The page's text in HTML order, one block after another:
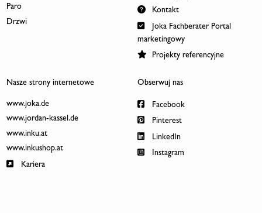
Paro
Drzwi
Kontakt
Joka Fachberater Portal
marketingowy
Projekty referencyjne
Nasze strony internetowe
www.joka.de
www.jordan-kassel.de
www.inku.at
www.inkushop.at
Kariera
Obserwuj nas
Facebook
Pinterest
LinkedIn
Instagram